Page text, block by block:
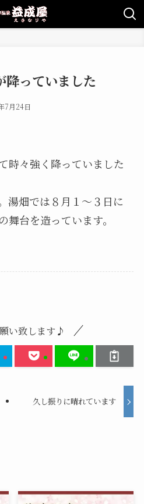
降っていました
7月24日
時々強く降っていました
湯畑では８月１〜３日に
舞台を造っています。
い致します♪
久し振りに晴れています